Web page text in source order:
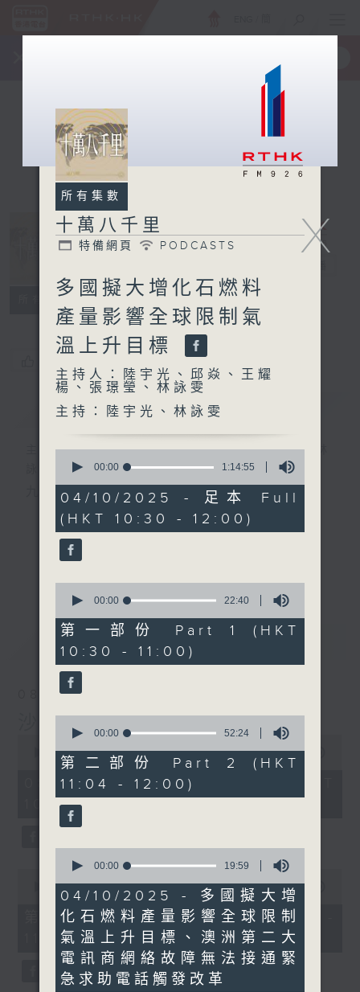
所有集數 特備網頁 PODCASTS
簡介 GIST
主持人：陸宇光、邱焱、王耀楊、張璟瑩、林
九十分鐘走遍世界，每週陪你漫遊《十萬八千里》。
最新 LATEST
08/08/2026
沙地聯手美國加入中東戰事
seconds
hour,
minutes,
00:00 1:14:27
08/08/2026 - 足本 Full (HKT
10:30 - 12:00)
seconds
minutes,
seconds
00:00 23:30
第一部份 Part 1 (HKT 10:30 -
11:00)
X
所有集數
十萬八千里
特備網頁 PODCASTS
多國擬大增化石燃料
產量影響全球限制氣
溫上升目標
主持人：陸宇光、邱焱、王耀
楊、張璟瑩、林詠雯
主持：陸宇光、林詠雯
seconds
1
hour,
14
minutes,
55
seconds
00:00 1:14:55
04/10/2025 - 足本 Full
(HKT 10:30 - 12:00)
seconds
22
minutes,
40
seconds
00:00 22:40
第一部份 Part 1 (HKT
10:30 - 11:00)
seconds
52
minutes,
24
seconds
00:00 52:24
第二部份 Part 2 (HKT
11:04 - 12:00)
seconds
19
minutes,
59
seconds
00:00 19:59
04/10/2025 - 多國擬大增
化石燃料產量影響全球限制
氣溫上升目標、澳洲第二大
電訊商網絡故障無法接通緊
急求助電話觸發改革